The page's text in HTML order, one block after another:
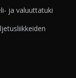
ja valuuttatuki